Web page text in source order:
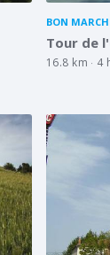
BON
Tour de
16.8 km 4